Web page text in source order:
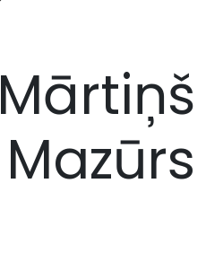
Mārtiņš
Mazūrs